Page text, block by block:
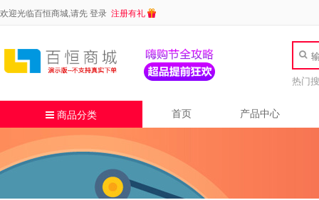
欢迎光临百恒商城,请先登录 注册有礼
热门
商品分类 首页 产品中心